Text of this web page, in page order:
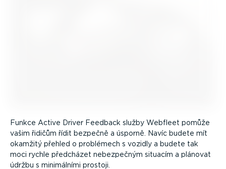
Funkce Active Driver Feedback služby Webfleet pomůže
vašim řidičům řídit bezpečně a úsporně. Navíc budete mít
okamžitý přehled o problémech s vozidly a budete tak
moci rychle předcházet nebezpečným situacím a plánovat
údržbu s minimálními prostoji.